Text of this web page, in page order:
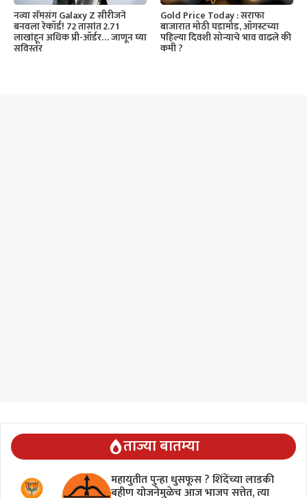
नव्या सॅमसंग Galaxy Z सीरीजने
बनवला रेकॉर्ड! 72 तासांत 2.71
लाखांहून अधिक प्री-ऑर्डर… जाणून घ्या
सविस्तर
Gold Price Today : सराफा
बाजारात मोठी घडामोड, ऑगस्टच्या
पहिल्या दिवशी सोन्याचे भाव वाढले की
कमी ?
ताज्या बातम्या
महायुतीत पुन्हा धुसफूस ? शिंदेंच्या लाडकी
बहीण योजनेमुळेच आज भाजप सत्तेत, त्या